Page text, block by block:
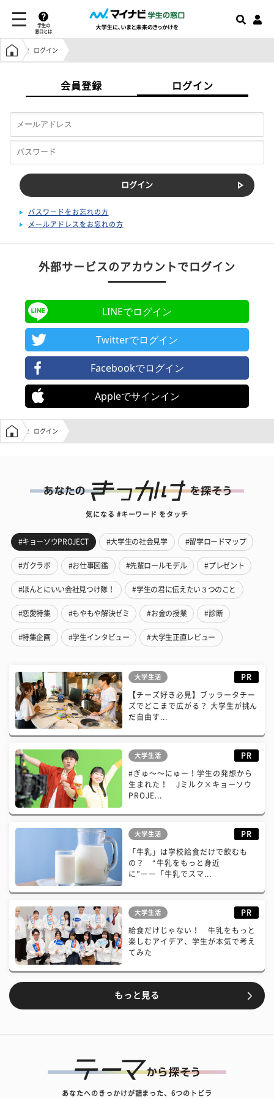
学生の
窓口とは
学生の窓口トップ
ログイン
会員登録 ログイン
パスワードをお忘れの方
メールアドレスをお忘れの方
外部サービスのアカウントでログイン
LINEでログイン
Twitterでログイン
Facebookでログイン
Appleでサインイン
学生の窓口トップ
ログイン
気になる #キーワード をタッチ
#キョーソウPROJECT #大学生の社会見学 #留学ロードマップ
#ガクラボ #お仕事図鑑 #先輩ロールモデル #プレゼント
#ほんとにいい会社見つけ隊！ #学生の君に伝えたい３つのこと
#恋愛特集 #もやもや解決ゼミ #お金の授業 #診断
#特集企画 #学生インタビュー #大学生正直レビュー
大学生活 PR
【チーズ好き必見】ブッラータチー
ズでどこまで広がる？ 大学生が挑ん
だ自由す...
大学生活 PR
#ぎゅ〜〜にゅー！学生の発想から
生まれた！ Jミルク×キョーソウ
PROJE...
大学生活 PR
「牛乳」は学校給食だけで飲むも
の？ “牛乳をもっと身近
に”――「牛乳でスマ...
大学生活 PR
給食だけじゃない！ 牛乳をもっと
楽しむアイデア、学生が本気で考え
てみた
もっと見る
あなたへのきっかけが詰まった、6つのトビラ